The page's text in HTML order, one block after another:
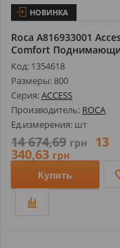
НОВИНКА
Roca A816933001
Comfort
Поручен...
Код: 1354618
Размеры: 800
Серия:ACCESS
Производитель: ROCA
Ед.измерения: шт
14 674,69 грн 13
340,63 грн
Купить